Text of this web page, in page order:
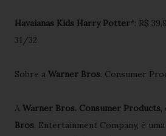
Havaianas Kids Harry Potter*: R$
31/32
Sobre a Warner Bros. Consumer
A Warner Bros. Consumer Products,
Bros. Entertainment Company, é